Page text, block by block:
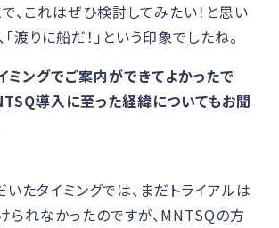
、これはぜひ検討してみたい！と思い
「渡りに船だ！」という印象でしたね。
ングでご案内ができてよかったで
導入に至った経緯についてもお聞
たタイミングでは、まだトライアルは
られなかったのですが、MNTSQの方